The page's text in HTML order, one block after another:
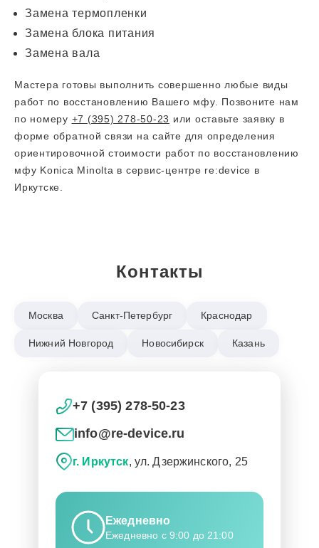
Замена термопленки
Замена блока питания
Замена вала
Мастера готовы выполнить совершенно любые виды
работ по восстановлению Вашего мфу. Позвоните нам
по номеру +7 (395) 278-50-23 или оставьте заявку в
форме обратной связи на сайте для определения
ориентировочной стоимости работ по восстановлению
мфу Konica Minolta в сервис-центре re:device в
Иркутске.
Контакты
Москва Санкт-Петербург Краснодар
Нижний Новгород Новосибирск Казань
+7 (395) 278-50-23
info@re-device.ru
г. Иркутск, ул. Дзержинского, 25
Ежедневно
Ежедневно с 9:00 до 21:00